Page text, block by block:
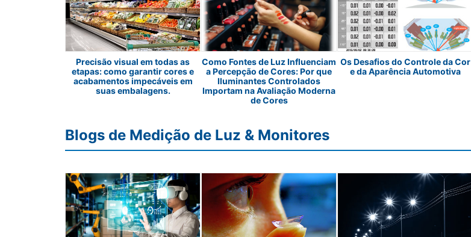
Precisão visual em todas as
etapas: como garantir cores e
acabamentos impecáveis em
suas embalagens.
Como Fontes de Luz Influenciam
a Percepção de Cores: Por que
Iluminantes Controlados
Importam na Avaliação Moderna
de Cores
Os Desafios do Controle da Cor
e da Aparência Automotiva
Blogs de Medição de Luz & Monitores